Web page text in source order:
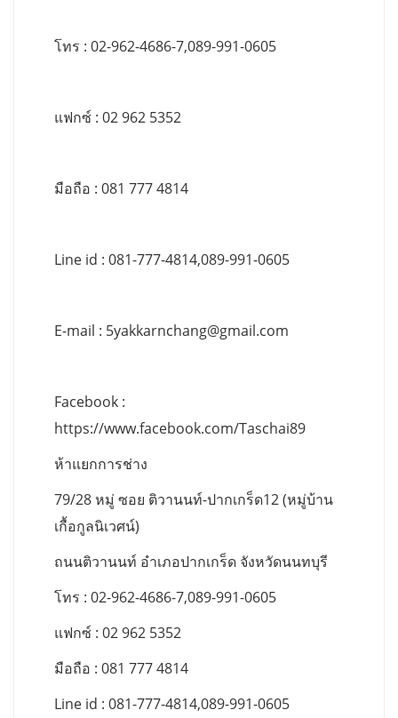
โทร : 02-962-4686-7,089-991-0605
แฟกซ์ : 02 962 5352
มือถือ : 081 777 4814
Line id : 081-777-4814,089-991-0605
E-mail : 5yakkarnchang@gmail.com
Facebook :
https://www.facebook.com/Taschai89
ห้าแยกการช่าง
79/28 หมู่ ซอย ติวานนท์-ปากเกร็ด12 (หมู่บ้าน
เกื้อกูลนิเวศน์)
ถนนติวานนท์ อำเภอปากเกร็ด จังหวัดนนทบุรี
โทร : 02-962-4686-7,089-991-0605
แฟกซ์ : 02 962 5352
มือถือ : 081 777 4814
Line id : 081-777-4814,089-991-0605